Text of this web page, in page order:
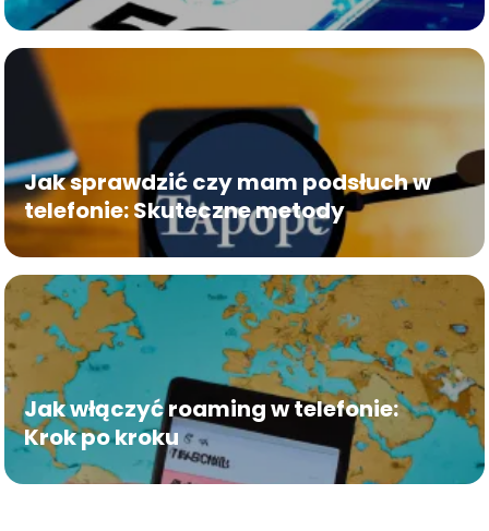
Jak sprawdzić czy mam podsłuch w
telefonie: Skuteczne metody
Jak włączyć roaming w telefonie:
Krok po kroku